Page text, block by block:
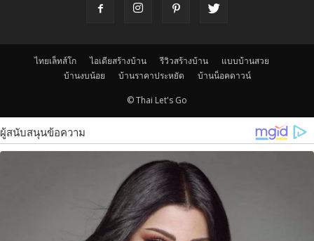
ไทยเล็ทส์โก ไอเดียสร้างบ้าน รีวิวสร้างบ้าน
แบบบ้านสวย
บ้านงบน้อย
บ้านราคาประหยัด บ้านน็อคดาวน์
© Thai Let's Go